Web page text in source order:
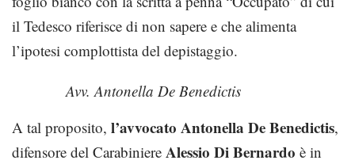
il Tedesco riferisce di non sapere e che alimenta
l’ipotesi complottista del depistaggio.
Avv. Antonella De Benedictis
A tal proposito, l’avvocato Antonella De Benedictis,
difensore del Carabiniere Alessio Di Bernardo è in